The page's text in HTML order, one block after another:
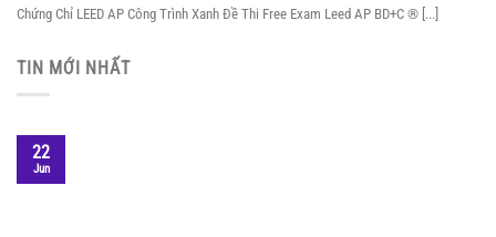
Chứng Chỉ LEED AP Công Trình Xanh Đề Thi Free Exam Leed AP BD+C ® [...]
TIN MỚI NHẤT
22
Jun